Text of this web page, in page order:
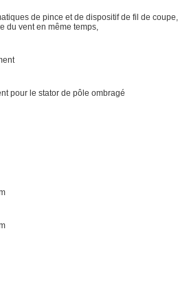
de pince et de dispositif de fil de coupe,
du vent en même temps,
pour le stator de pôle ombragé